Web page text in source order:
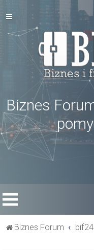
Biznes
Biznes Forum